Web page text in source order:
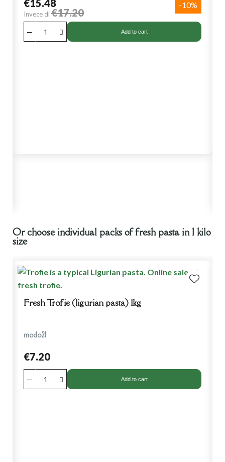
€15.48
Invece di€17.20
-10%
Add to cart
Or choose individual packs of fresh pasta in 1 kilo
size
Fresh Trofie (ligurian pasta) 1kg
modo21
€7.20
Add to cart